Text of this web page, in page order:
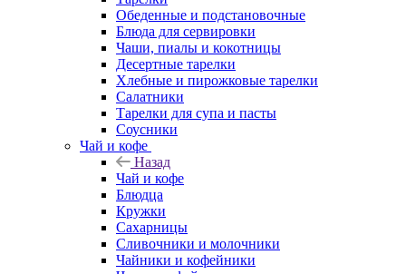
Обеденные и подстановочные
Блюда для сервировки
Чаши, пиалы и кокотницы
Десертные тарелки
Хлебные и пирожковые тарелки
Салатники
Тарелки для супа и пасты
Соусники
Чай и кофе
Назад
Чай и кофе
Блюдца
Кружки
Сахарницы
Сливочники и молочники
Чайники и кофейники